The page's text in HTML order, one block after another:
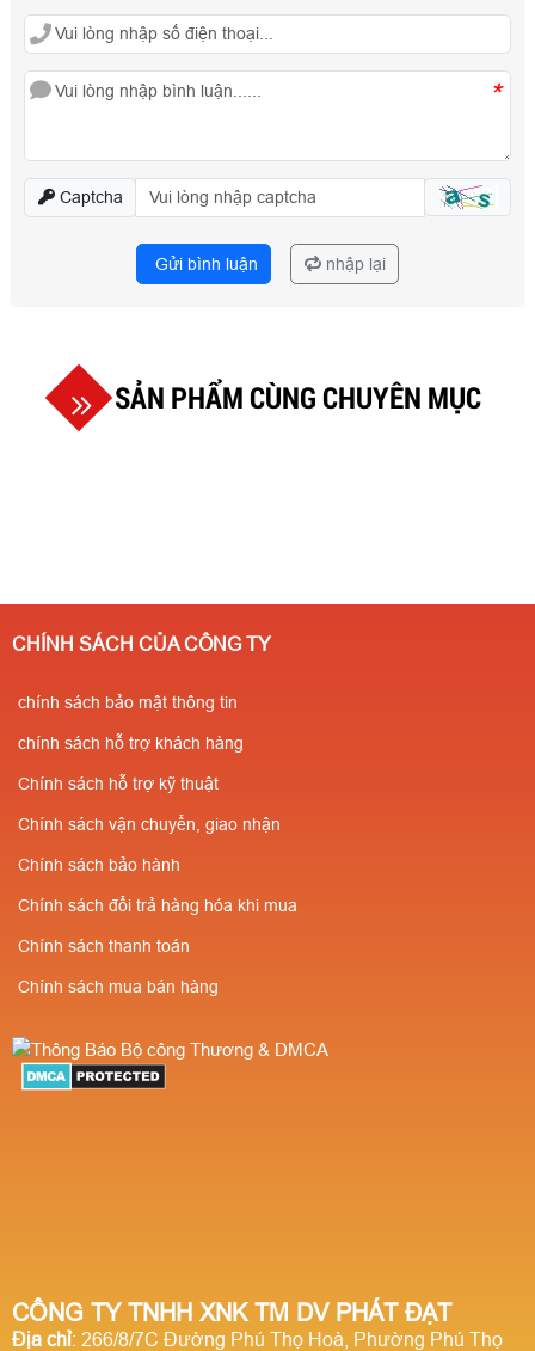
*
Captcha
Gửi bình luận nhập lại
SẢN PHẨM CÙNG CHUYÊN MỤC
CÔNG TY TNHH XNK TM DV PHÁT ĐẠT
Địa chỉ: 266/8/7C Đường Phú Thọ Hoà, Phường Phú Thọ
CHÍNH SÁCH CỦA CÔNG TY
chính sách bảo mật thông tin
chính sách hỗ trợ khách hàng
Chính sách hỗ trợ kỹ thuật
Chính sách vận chuyển, giao nhận
Chính sách bảo hành
Chính sách đổi trả hàng hóa khi mua
Chính sách thanh toán
Chính sách mua bán hàng